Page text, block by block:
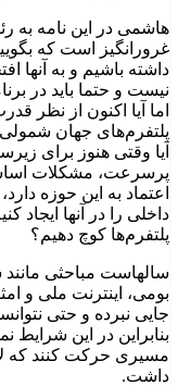
هاشمی در این نامه به
غرورانگیز است که
داشته باشیم و به آنها
نیست و حتما باید در
اما آیا اکنون از نظر
پلتفرم‌های جهان شمولی
آیا وقتی هنوز برای
پرسرعت، مشکلات
اعتماد به این حوزه
داخلی را در آنها ایجاد
پلتفرم‌ها کوچ دهیم؟
سالهاست مباحثی
بومی، اینترنت ملی و
جایی نبرده و حتی
بنابراین در این شرایط
مسیری حرکت کنند که
داشت.